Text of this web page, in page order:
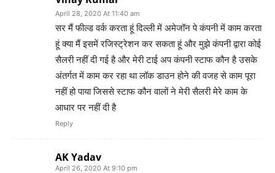
April 28, 2020 At 11:40 am
सर मैं फील्ड वर्क करता हूं दिल्ली में अमेजॉन पे कंपनी में काम करता
हूं क्या मैं इसमें रजिस्ट्रेशन कर सकता हूं और मुझे कंपनी द्वारा कोई
सैलरी नहीं दी गई है और मेरी टाई अप कंपनी स्टाफ कौन है उसके
अंतर्गत में काम कर रहा था लॉक डाउन होने की वजह से काम पूरा
नहीं हो पाया जिससे स्टाफ कौन वालों ने मेरी सैलरी मेरे काम के
आधार पर नहीं दी है
Reply
AK Yadav
April 26, 2020 At 9:10 pm